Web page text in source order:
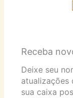
Receba
Deixe seu
atualizações
sua caixa